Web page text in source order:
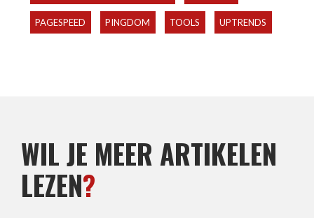
PAGESPEED PINGDOM TOOLS UPTRENDS
WIL JE MEER ARTIKELEN
LEZEN?